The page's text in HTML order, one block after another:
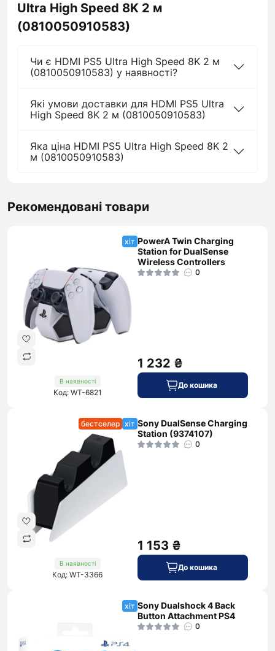
Ultra High Speed 8K 2 м
(0810050910583)
Чи є HDMI PS5 Ultra High Speed 8K 2 м
(0810050910583) у наявності?
Які умови доставки для HDMI PS5 Ultra
High Speed 8K 2 м (0810050910583)
Яка ціна HDMI PS5 Ultra High Speed 8K 2
м (0810050910583)
Рекомендовані товари
хіт
В наявності
Код: WT-6821
PowerA Twin Charging
Station for DualSense
Wireless Controllers
0
1 232 ₴
До кошика
бестселер хіт
В наявності
Код: WT-3366
Sony DualSense Charging
Station (9374107)
0
1 153 ₴
До кошика
хіт Sony Dualshock 4 Back
Button Attachment PS4
0